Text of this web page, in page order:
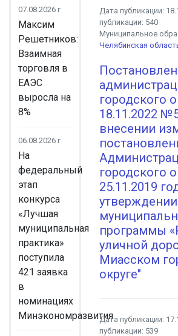
07.08.2026 г
Максим
Решетников:
Взаимная
торговля в
ЕАЭС
выросла на
8%
06.08.2026 г
На
федеральный
этап
конкурса
«Лучшая
муниципальная
практика»
поступила
421 заявка
в
номинациях
Минэкономразвития
Дата публикации:
публикации: 540
Муниципальное
Челябинская
городского
18.11.2022
внесении
городского
25.11.2019
утверждении
программы
уличной
Миасском
округе"
Дата публикации:
публикации: 539